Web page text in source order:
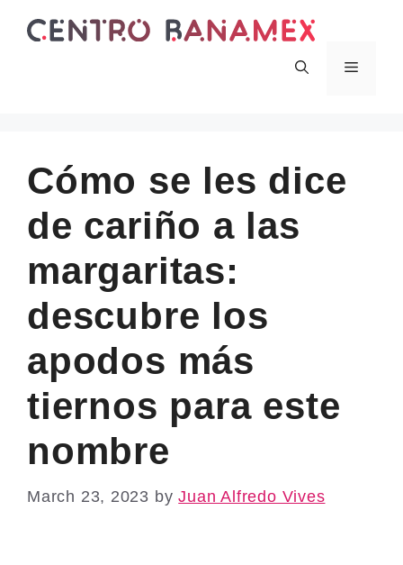
Menu
Cómo se les dice
de cariño a las
margaritas:
descubre los
apodos más
tiernos para este
nombre
March 23, 2023 byJuan Alfredo Vives